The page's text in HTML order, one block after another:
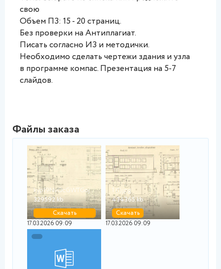
свою
Объем ПЗ: 15 - 20 страниц.
Без проверки на Антиплагиат.
Писать согласно ИЗ и методички.
Необходимо сделать чертежи здания и узла
в программе компас. Презентация на 5-7
слайдов.
Файлы заказа
kyp19NvQcGWTGojJLDoA...
329592.kb
Скачать
17.03.2026 09:09
1 (1).jpg
434365.kb
Скачать
17.03.2026 09:09